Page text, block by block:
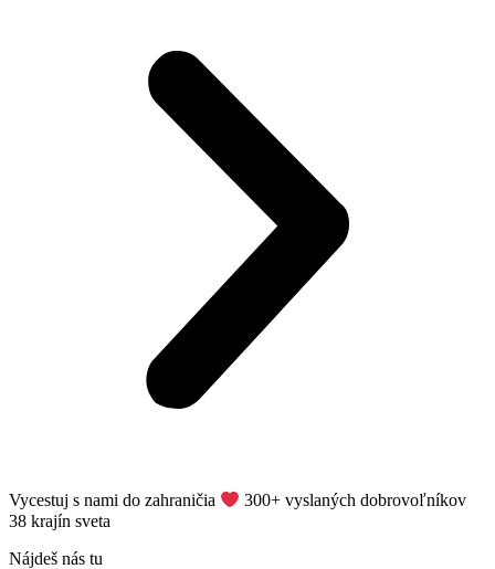
Vycestuj s nami do zahraničia
​ 300+ vyslaných dobrovoľníkov
38 krajín sveta
Nájdeš nás tu